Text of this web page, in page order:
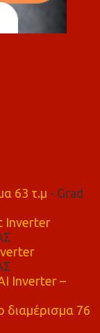
63 τ.μ - Grad
Inverter
Inverter –
διαμέρισμα 76